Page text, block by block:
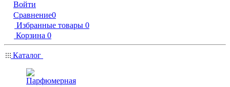
Войти
Сравнение0
Избранные товары 0
Корзина 0
Каталог